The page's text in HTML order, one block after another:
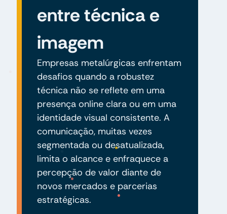
entre técnica e
imagem
Empresas metalúrgicas enfrentam
desafios quando a robustez
técnica não se reflete em uma
presença online clara ou em uma
identidade visual consistente. A
comunicação, muitas vezes
segmentada ou desatualizada,
limita o alcance e enfraquece a
percepção de valor diante de
novos mercados e parcerias
estratégicas.